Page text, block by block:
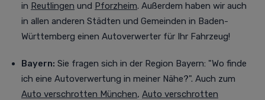
in Reutlingen und Pforzheim. Außerdem haben wir auch
in allen anderen Städten und Gemeinden in Baden-
Württemberg einen Autoverwerter für Ihr Fahrzeug!
Bayern: Sie fragen sich in der Region Bayern: "Wo finde
ich eine Autoverwertung in meiner Nähe?". Auch zum
Auto verschrotten München, Auto verschrotten